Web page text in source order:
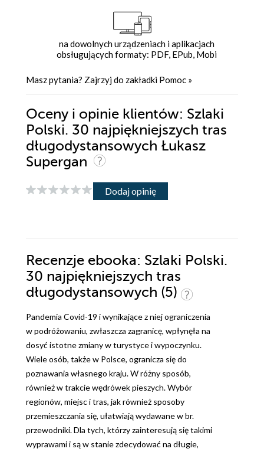
na dowolnych urządzeniach i aplikacjach
obsługujących formaty: PDF, EPub, Mobi
Masz pytania? Zajrzyj do zakładki Pomoc »
Oceny i opinie klientów: Szlaki
Polski. 30 najpiękniejszych tras
długodystansowych Łukasz
Supergan
Dodaj opinię
Recenzje ebooka: Szlaki Polski.
30 najpiękniejszych tras
długodystansowych (5)
Pandemia Covid-19 i wynikające z niej ograniczenia
w podróżowaniu, zwłaszcza zagranicę, wpłynęła na
dosyć istotne zmiany w turystyce i wypoczynku.
Wiele osób, także w Polsce, ogranicza się do
poznawania własnego kraju. W różny sposób,
również w trakcie wędrówek pieszych. Wybór
regionów, miejsc i tras, jak również sposoby
przemieszczania się, ułatwiają wydawane w br.
przewodniki. Dla tych, którzy zainteresują się takimi
wyprawami i są w stanie zdecydować na długie,